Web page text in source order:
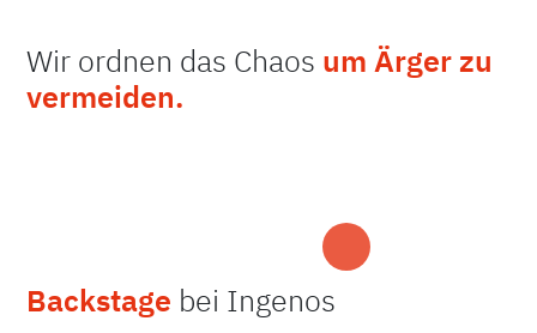
Wir ordnen das Chaos um Ärger zu
vermeiden.
Backstage bei Ingenos